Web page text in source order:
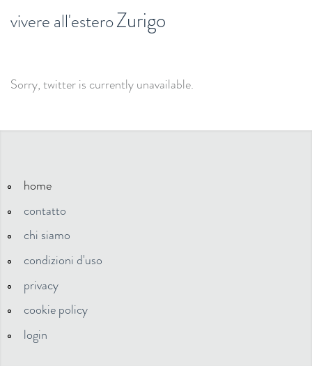
vivere all'esteroZurigo
Sorry, twitter is currently unavailable.
home
contatto
chi siamo
condizioni d'uso
privacy
cookie policy
login